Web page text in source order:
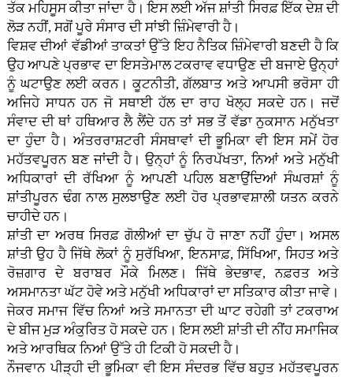
ਤੱਕ ਮਹਿਸੂਸ ਕੀਤਾ ਜਾਂਦਾ ਹੈ। ਇਸ ਲਈ ਅੱਜ ਸ਼ਾਂਤੀ ਸਿਰਫ਼ ਇੱਕ ਦੇਸ਼ ਦੀ
ਲੋੜ ਨਹੀਂ, ਸਗੋਂ ਪੂਰੇ ਸੰਸਾਰ ਦੀ ਸਾਂਝੀ ਜ਼ਿੰਮੇਵਾਰੀ ਹੈ।
ਵਿਸ਼ਵ ਦੀਆਂ ਵੱਡੀਆਂ ਤਾਕਤਾਂ ਉੱਤੇ ਇਹ ਨੈਤਿਕ ਜ਼ਿੰਮੇਵਾਰੀ ਬਣਦੀ ਹੈ ਕਿ
ਉਹ ਆਪਣੇ ਪ੍ਰਭਾਵ ਦਾ ਇਸਤੇਮਾਲ ਟਕਰਾਵ ਵਧਾਉਣ ਦੀ ਬਜਾਏ ਉਨ੍ਹਾਂ
ਨੂੰ ਘਟਾਉਣ ਲਈ ਕਰਨ। ਕੂਟਨੀਤੀ, ਗੱਲਬਾਤ ਅਤੇ ਆਪਸੀ ਭਰੋਸਾ ਹੀ
ਅਜਿਹੇ ਸਾਧਨ ਹਨ ਜੋ ਸਥਾਈ ਹੱਲ ਦਾ ਰਾਹ ਖੋਲ੍ਹ ਸਕਦੇ ਹਨ। ਜਦੋਂ
ਸੰਵਾਦ ਦੀ ਥਾਂ ਹਥਿਆਰ ਲੈ ਲੈਂਦੇ ਹਨ ਤਾਂ ਸਭ ਤੋਂ ਵੱਡਾ ਨੁਕਸਾਨ ਮਨੁੱਖਤਾ
ਦਾ ਹੁੰਦਾ ਹੈ। ਅੰਤਰਰਾਸ਼ਟਰੀ ਸੰਸਥਾਵਾਂ ਦੀ ਭੂਮਿਕਾ ਵੀ ਇਸ ਸਮੇਂ ਹੋਰ
ਮਹੱਤਵਪੂਰਨ ਬਣ ਜਾਂਦੀ ਹੈ। ਉਨ੍ਹਾਂ ਨੂੰ ਨਿਰਪੱਖਤਾ, ਨਿਆਂ ਅਤੇ ਮਨੁੱਖੀ
ਅਧਿਕਾਰਾਂ ਦੀ ਰੱਖਿਆ ਨੂੰ ਆਪਣੀ ਪਹਿਲ ਬਣਾਉਂਦਿਆਂ ਸੰਘਰਸ਼ਾਂ ਨੂੰ
ਸ਼ਾਂਤੀਪੂਰਨ ਢੰਗ ਨਾਲ ਸੁਲਝਾਉਣ ਲਈ ਹੋਰ ਪ੍ਰਭਾਵਸ਼ਾਲੀ ਯਤਨ ਕਰਨੇ
ਚਾਹੀਦੇ ਹਨ।
ਸ਼ਾਂਤੀ ਦਾ ਅਰਥ ਸਿਰਫ਼ ਗੋਲੀਆਂ ਦਾ ਚੁੱਪ ਹੋ ਜਾਣਾ ਨਹੀਂ ਹੁੰਦਾ। ਅਸਲ
ਸ਼ਾਂਤੀ ਉਹ ਹੈ ਜਿੱਥੇ ਲੋਕਾਂ ਨੂੰ ਸੁਰੱਖਿਆ, ਇਨਸਾਫ਼, ਸਿੱਖਿਆ, ਸਿਹਤ ਅਤੇ
ਰੋਜ਼ਗਾਰ ਦੇ ਬਰਾਬਰ ਮੌਕੇ ਮਿਲਣ। ਜਿੱਥੇ ਭੇਦਭਾਵ, ਨਫ਼ਰਤ ਅਤੇ
ਅਸਮਾਨਤਾ ਘੱਟ ਹੋਵੇ ਅਤੇ ਮਨੁੱਖੀ ਅਧਿਕਾਰਾਂ ਦਾ ਸਤਿਕਾਰ ਕੀਤਾ ਜਾਵੇ।
ਜੇਕਰ ਸਮਾਜ ਵਿੱਚ ਨਿਆਂ ਅਤੇ ਸਮਾਨਤਾ ਦੀ ਘਾਟ ਰਹੇਗੀ ਤਾਂ ਟਕਰਾਅ
ਦੇ ਬੀਜ ਮੁੜ ਅੰਕੁਰਿਤ ਹੋ ਸਕਦੇ ਹਨ। ਇਸ ਲਈ ਸ਼ਾਂਤੀ ਦੀ ਨੀਂਹ ਸਮਾਜਿਕ
ਅਤੇ ਆਰਥਿਕ ਨਿਆਂ ਉੱਤੇ ਹੀ ਟਿਕੀ ਹੋ ਸਕਦੀ ਹੈ।
ਨੌਜਵਾਨ ਪੀੜ੍ਹੀ ਦੀ ਭੂਮਿਕਾ ਵੀ ਇਸ ਸੰਦਰਭ ਵਿੱਚ ਬਹੁਤ ਮਹੱਤਵਪੂਰਨ